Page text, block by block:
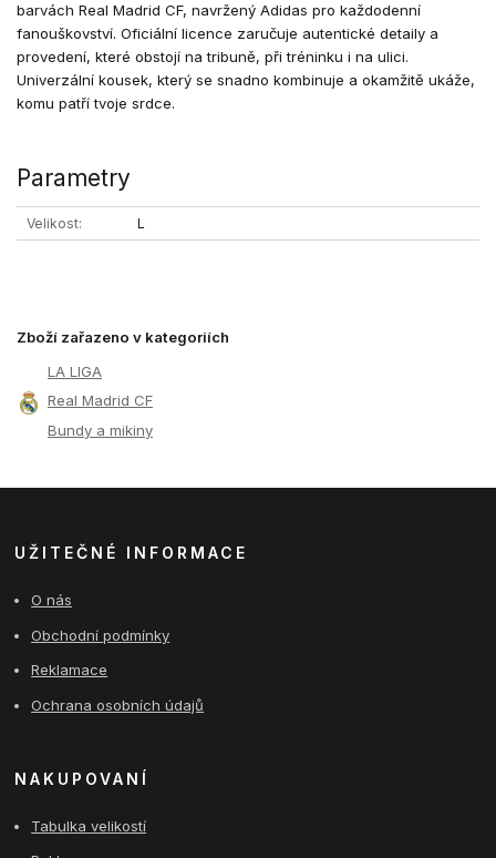
barvách Real Madrid CF, navržený Adidas pro každodenní
fanouškovství. Oficiální licence zaručuje autentické detaily a
provedení, které obstojí na tribuně, při tréninku i na ulici.
Univerzální kousek, který se snadno kombinuje a okamžitě ukáže,
komu patří tvoje srdce.
Parametry
Velikost L
Zboží zařazeno v kategoriích
LA LIGA
Real Madrid CF
Bundy a mikiny
UŽITEČNÉ INFORMACE
O nás
Obchodní podmínky
Reklamace
Ochrana osobních údajů
NAKUPOVANÍ
Tabulka velikostí